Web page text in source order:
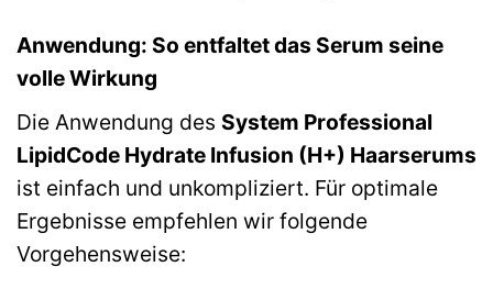
Anwendung: So entfaltet das Serum seine
volle Wirkung
Die Anwendung des System Professional
LipidCode Hydrate Infusion (H+) Haarserums
ist einfach und unkompliziert. Für optimale
Ergebnisse empfehlen wir folgende
Vorgehensweise: